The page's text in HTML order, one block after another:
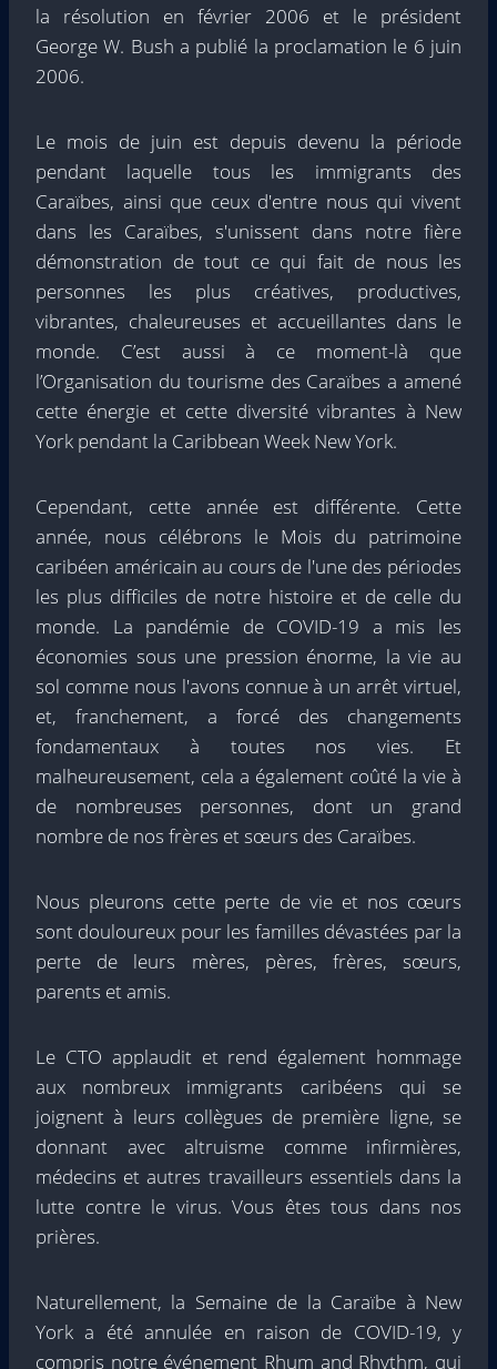
la résolution en février 2006 et le président
George W. Bush a publié la proclamation le 6 juin
2006.
Le mois de juin est depuis devenu la période
pendant laquelle tous les immigrants des
Caraïbes, ainsi que ceux d'entre nous qui vivent
dans les Caraïbes, s'unissent dans notre fière
démonstration de tout ce qui fait de nous les
personnes les plus créatives, productives,
vibrantes, chaleureuses et accueillantes dans le
monde. C’est aussi à ce moment-là que
l’Organisation du tourisme des Caraïbes a amené
cette énergie et cette diversité vibrantes à New
York pendant la Caribbean Week New York.
Cependant, cette année est différente. Cette
année, nous célébrons le Mois du patrimoine
caribéen américain au cours de l'une des périodes
les plus difficiles de notre histoire et de celle du
monde. La pandémie de COVID-19 a mis les
économies sous une pression énorme, la vie au
sol comme nous l'avons connue à un arrêt virtuel,
et, franchement, a forcé des changements
fondamentaux à toutes nos vies. Et
malheureusement, cela a également coûté la vie à
de nombreuses personnes, dont un grand
nombre de nos frères et sœurs des Caraïbes.
Nous pleurons cette perte de vie et nos cœurs
sont douloureux pour les familles dévastées par la
perte de leurs mères, pères, frères, sœurs,
parents et amis.
Le CTO applaudit et rend également hommage
aux nombreux immigrants caribéens qui se
joignent à leurs collègues de première ligne, se
donnant avec altruisme comme infirmières,
médecins et autres travailleurs essentiels dans la
lutte contre le virus. Vous êtes tous dans nos
prières.
Naturellement, la Semaine de la Caraïbe à New
York a été annulée en raison de COVID-19, y
compris notre événement Rhum and Rhythm, qui